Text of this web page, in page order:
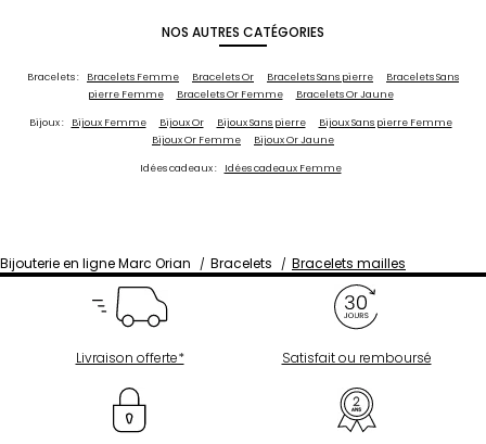
NOS AUTRES CATÉGORIES
Bracelets : Bracelets Femme Bracelets Or Bracelets Sans pierre
Bracelets Sans
pierre Femme
Bracelets Or Femme Bracelets Or Jaune
Bijoux : Bijoux Femme Bijoux Or Bijoux Sans pierre
Bijoux Sans pierre Femme
Bijoux Or Femme
Bijoux Or Jaune
Idées cadeaux : Idées cadeaux Femme
Bijouterie en ligne Marc Orian Bracelets Bracelets mailles
Livraison offerte* Satisfait ou remboursé